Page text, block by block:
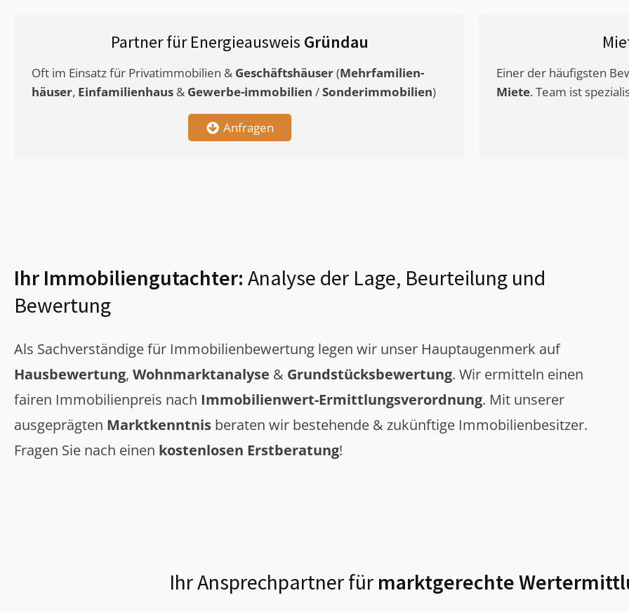
Partner für Energieausweis Gründau
Oft im Einsatz für Privatimmobilien & Geschäftshäuser(Mehrfamilien-
häuser, Einfamilienhaus & Gewerbe-immobilien /Sonderimmobilien)
Anfragen
Einer der häufigsten
Miete. Team ist
Ihr Immobiliengutachter: Analyse der Lage, Beurteilung und
Bewertung
Als Sachverständige für Immobilienbewertung legen wir unser Hauptaugenmerk auf
Hausbewertung, Wohnmarktanalyse & Grundstücksbewertung. Wir ermitteln einen
fairen Immobilienpreis nach Immobilienwert-Ermittlungsverordnung. Mit unserer
ausgeprägten Marktkenntnis beraten wir bestehende & zukünftige Immobilienbesitzer.
Fragen Sie nach einen kostenlosen Erstberatung!
Ihr Ansprechpartner für marktgerechte